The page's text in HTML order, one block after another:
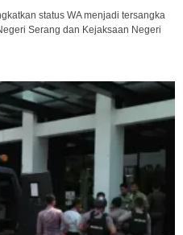
status WA menjadi tersangka
Serang dan Kejaksaan Negeri